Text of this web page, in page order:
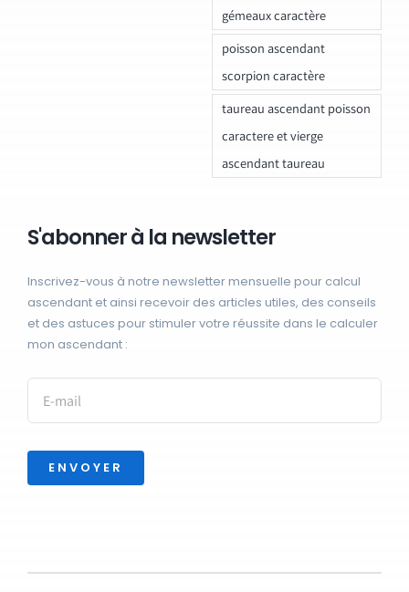
gémeaux caractère
poisson ascendant
scorpion caractère
taureau ascendant poisson
caractere et vierge
ascendant taureau
S'abonner à la newsletter
Inscrivez-vous à notre newsletter mensuelle pour calcul
ascendant et ainsi recevoir des articles utiles, des conseils
et des astuces pour stimuler votre réussite dans le calculer
mon ascendant :
ENVOYER